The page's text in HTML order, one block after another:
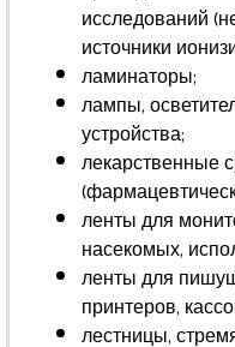
исследований
источники
ламинаторы;
лампы,
устройства;
лекарственные
ленты для
насекомых,
ленты для
принтеров,
лестницы,